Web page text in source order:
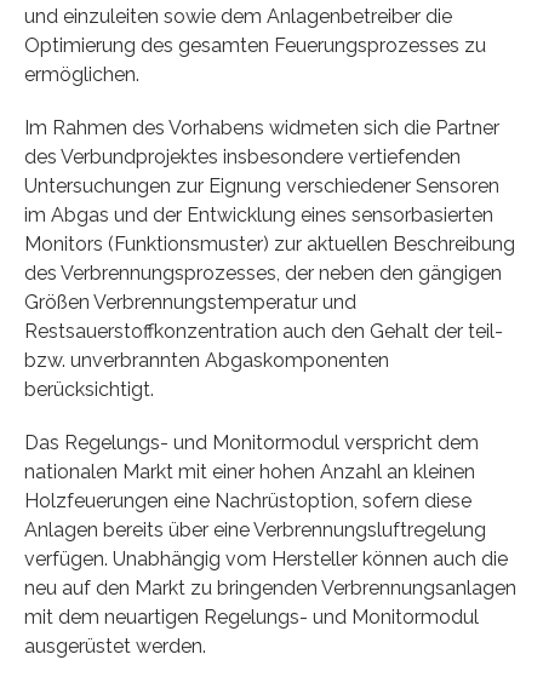
und einzuleiten sowie dem Anlagenbetreiber die
Optimierung des gesamten Feuerungsprozesses zu
ermöglichen.
Im Rahmen des Vorhabens widmeten sich die Partner
des Verbundprojektes insbesondere vertiefenden
Untersuchungen zur Eignung verschiedener Sensoren
im Abgas und der Entwicklung eines sensorbasierten
Monitors (Funktionsmuster) zur aktuellen Beschreibung
des Verbrennungsprozesses, der neben den gängigen
Größen Verbrennungstemperatur und
Restsauerstoffkonzentration auch den Gehalt der teil-
bzw. unverbrannten Abgaskomponenten
berücksichtigt.
Das Regelungs- und Monitormodul verspricht dem
nationalen Markt mit einer hohen Anzahl an kleinen
Holzfeuerungen eine Nachrüstoption, sofern diese
Anlagen bereits über eine Verbrennungsluftregelung
verfügen. Unabhängig vom Hersteller können auch die
neu auf den Markt zu bringenden Verbrennungsanlagen
mit dem neuartigen Regelungs- und Monitormodul
ausgerüstet werden.